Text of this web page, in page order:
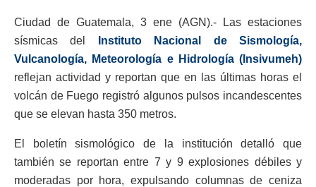
Ciudad de Guatemala, 3 ene (AGN).- Las estaciones
sísmicas del
Instituto Nacional de Sismología,
Vulcanología, Meteorología e Hidrología (Insivumeh)
reflejan actividad y reportan que en las últimas horas el
volcán de Fuego registró algunos pulsos incandescentes
que se elevan hasta 350 metros.
El boletín sismológico de la institución detalló que
también se reportan entre 7 y 9 explosiones débiles y
moderadas por hora, expulsando columnas de ceniza